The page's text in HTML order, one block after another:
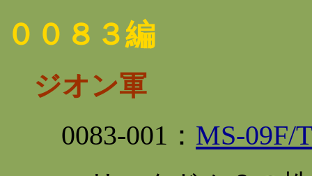
００８３編
ジオン軍
0083-001： MS-09F/